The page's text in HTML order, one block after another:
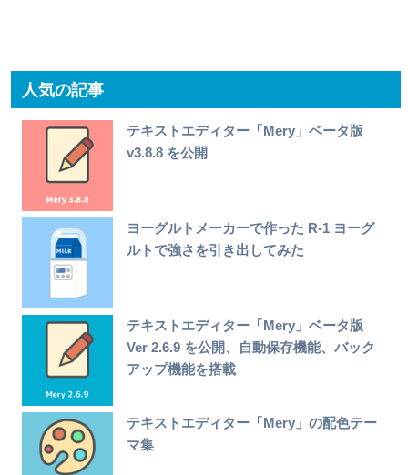
人気の記事
テキストエディター「Mery」ベータ版
v3.8.8 を公開
ヨーグルトメーカーで作った R-1 ヨーグ
ルトで強さを引き出してみた
テキストエディター「Mery」ベータ版
Ver 2.6.9 を公開、自動保存機能、バック
アップ機能を搭載
テキストエディター「Mery」の配色テー
マ集